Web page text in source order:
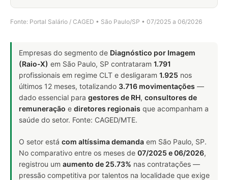
Fonte: Portal Salário / CAGED • São Paulo/SP • 07/2025 a 06/2026
Empresas do segmento de Diagnóstico por Imagem
(Raio-X) em São Paulo, SP contrataram 1.791
profissionais em regime CLT e desligaram 1.925 nos
últimos 12 meses, totalizando 3.716 movimentações —
dado essencial para gestores de RH, consultores de
remuneração e diretores regionais que acompanham a
saúde do setor. Fonte: CAGED/MTE.
O setor está com altíssima demanda em São Paulo, SP.
No comparativo entre os meses de 07/2025 e 06/2026,
registrou um aumento de 25.73% nas contratações —
pressão competitiva por talentos na localidade que exige